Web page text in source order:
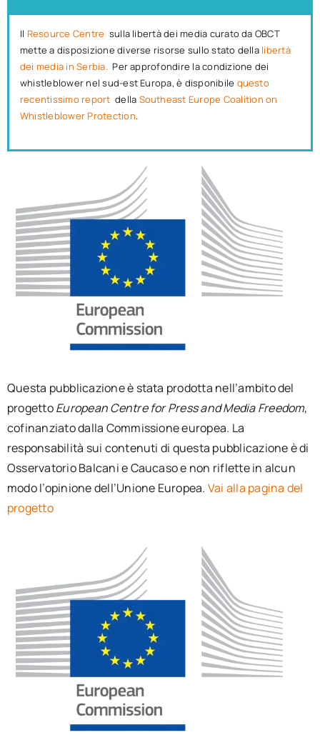
Il Resource Centre sulla libertà dei media curato da OBCT
mette a disposizione diverse risorse sullo stato della libertà
dei media in Serbia. Per approfondire la condizione dei
whistleblower nel sud-est Europa, è disponibile questo
recentissimo report della Southeast Europe Coalition on
Whistleblower Protection.
Questa pubblicazione è stata prodotta nell’ambito del
progettoEuropean Centre for Press and Media Freedom,
cofinanziato dalla Commissione europea. La
responsabilità sui contenuti di questa pubblicazione è di
Osservatorio Balcani e Caucaso e non riflette in alcun
modo l’opinione dell’Unione Europea. Vai alla pagina del
progetto